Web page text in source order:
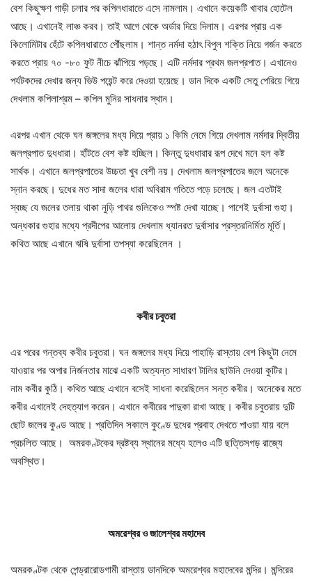
বেশ কিছুক্ষণ গাড়ী চলার পর কপিলধারাতে এসে নামলাম। এখানে কয়েকটি খাবার হোটেল
আছে। এখানেই লাঞ্চ করব। তাই আগে থেকে অর্ডার দিয়ে দিলাম। এরপর প্রায় এক
কিলোমিটার হেঁটে কপিলধারাতে পৌঁছলাম। শান্ত নর্মদা হঠাৎ বিপুল শক্তি নিয়ে গর্জন করতে
করতে প্রায় ৭০ -৮০ ফুট নীচে ঝাঁপিয়ে পড়ছে। এটি নর্মদার প্রথম জলপ্রপাত। এখানেও
পর্যটকদের দেখার জন্য ভিউ পয়েন্ট করে দেওয়া হয়েছে। ডান দিকে একটি সেতু পেরিয়ে গিয়ে
দেখলাম কপিলাশ্রম – কপিল মুনির সাধনার স্থান।
এরপর এখান থেকে ঘন জঙ্গলের মধ্য দিয়ে প্রায় ১ কিমি নেমে গিয়ে দেখলাম নর্মদার দ্বিতীয়
জলপ্রপাত দুধধারা। হাঁটতে বেশ কষ্ট হচ্ছিল। কিন্তু দুধধারার রূপ দেখে মনে হল কষ্ট
সার্থক। এখানে জলপ্রপাতের উচ্চতা খুব বেশী নয়। দেখলাম জলপ্রপাতের জলে অনেকে
স্নান করছে। দুধের মত সাদা জলের ধারা অবিরাম গতিতে পড়ে চলেছে। জল এতটাই
স্বচ্ছ যে জলের তলায় থাকা নুড়ি পাথর গুলিকেও স্পষ্ট দেখা যাচ্ছে। পাশেই দুর্বাসা গুহা।
অন্ধকার গুহার মধ্যে প্রদীপের আলোয় দেখলাম ধ্যানরত দুর্বাসার প্রস্তরনির্মিত মূর্তি।
কথিত আছে এখানে ঋষি দুর্বাসা তপস্যা করেছিলেন ।
কবীর চবুতরা
এর পরের গন্তব্য কবীর চবুতরা। ঘন জঙ্গলের মধ্য দিয়ে পাহাড়ি রাস্তায় বেশ কিছুটা নেমে
যাওয়ার পর অপার নির্জনতার মাঝে একটি অত্যন্ত সাধারণ টালির ছাউনি দেওয়া কুটির।
নাম কবীর কুঠি। কথিত আছে এখানে বসেই সাধনা করেছিলেন সন্ত কবীর। অনেকের মতে
কবীর এখানেই দেহত্যাগ করেন। এখানে কবীরের পাদুকা রাখা আছে। কবীর চবুতরায় দুটি
ছোট জলের কুণ্ড আছে। প্রতিদিন সকালে কুণ্ডে দুধের প্রবাহ দেখতে পাওয়া যায় বলে
প্রচলিত আছে। অমরকণ্টকের দ্রষ্টব্য স্থানের মধ্যে হলেও এটি ছত্তিসগড় রাজ্যে
অবস্থিত।
অমরেশ্বর ও জালেশ্বর মহাদেব
অমরকণ্টক থেকে পেন্ড্রারোডগামী রাস্তায় ডানদিকে অমরেশ্বর মহাদেবের মন্দির। মন্দিরের